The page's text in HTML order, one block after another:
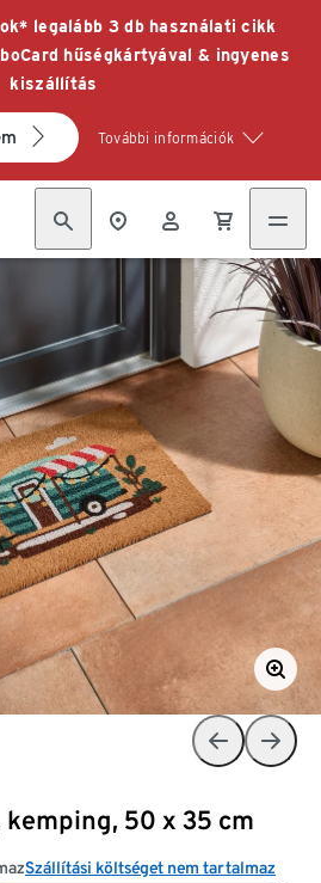
legalább 3 db használati cikk
hűségkártyával & ingyenes
kiszállítás
További információk
50 x 35 cm
Szállítási költséget nem tartalmaz